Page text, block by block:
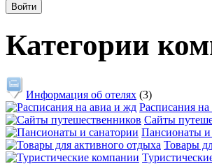
Категории
Информация об отелях (3)
Расписания
Сайты
Пансионаты и
Товары